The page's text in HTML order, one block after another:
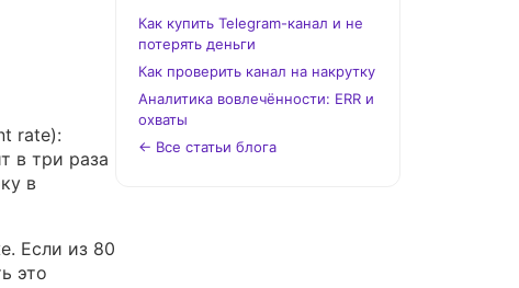
rate):
в три раза
в
Если из 80
это
Как купить Telegram-канал и не
потерять деньги
Как проверить канал на накрутку
Аналитика вовлечённости: ERR и
охваты
← Все статьи блога